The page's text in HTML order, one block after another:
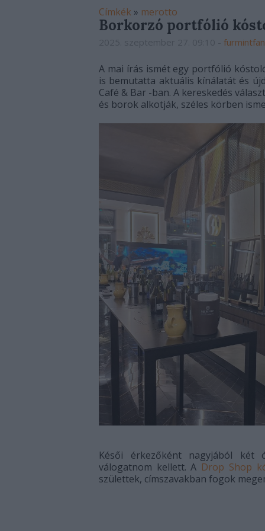
Címkék » merotto
Borkorzó portfólió
furmintfan
A mai írás ismét egy portfólió
is bemutatta aktuális kínálatát és
Café & Bar -ban. A kereskedés
és borok alkotják, széles körben
Késői érkezőként nagyjából két
válogatnom kellett. A Drop Shop
születtek, címszavakban fogok